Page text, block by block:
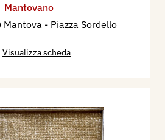
Mantovano
Mantova - Piazza Sordello
Visualizza scheda